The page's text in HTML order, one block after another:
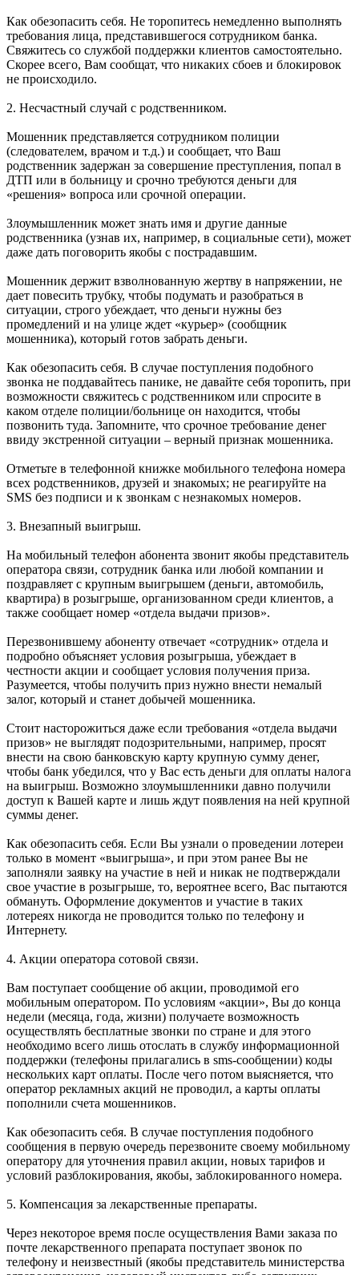
Как обезопасить себя. Не торопитесь немедленно выполнять
требования лица, представившегося сотрудником банка.
Свяжитесь со службой поддержки клиентов самостоятельно.
Скорее всего, Вам сообщат, что никаких сбоев и блокировок
не происходило.
2. Несчастный случай с родственником.
Мошенник представляется сотрудником полиции
(следователем, врачом и т.д.) и сообщает, что Ваш
родственник задержан за совершение преступления, попал в
ДТП или в больницу и срочно требуются деньги для
«решения» вопроса или срочной операции.
Злоумышленник может знать имя и другие данные
родственника (узнав их, например, в социальные сети), может
даже дать поговорить якобы с пострадавшим.
Мошенник держит взволнованную жертву в напряжении, не
дает повесить трубку, чтобы подумать и разобраться в
ситуации, строго убеждает, что деньги нужны без
промедлений и на улице ждет «курьер» (сообщник
мошенника), который готов забрать деньги.
Как обезопасить себя. В случае поступления подобного
звонка не поддавайтесь панике, не давайте себя торопить, при
возможности свяжитесь с родственником или спросите в
каком отделе полиции/больнице он находится, чтобы
позвонить туда. Запомните, что срочное требование денег
ввиду экстренной ситуации – верный признак мошенника.
Отметьте в телефонной книжке мобильного телефона номера
всех родственников, друзей и знакомых; не реагируйте на
SMS без подписи и к звонкам с незнакомых номеров.
3. Внезапный выигрыш.
На мобильный телефон абонента звонит якобы представитель
оператора связи, сотрудник банка или любой компании и
поздравляет с крупным выигрышем (деньги, автомобиль,
квартира) в розыгрыше, организованном среди клиентов, а
также сообщает номер «отдела выдачи призов».
Перезвонившему абоненту отвечает «сотрудник» отдела и
подробно объясняет условия розыгрыша, убеждает в
честности акции и сообщает условия получения приза.
Разумеется, чтобы получить приз нужно внести немалый
залог, который и станет добычей мошенника.
Стоит насторожиться даже если требования «отдела выдачи
призов» не выглядят подозрительными, например, просят
внести на свою банковскую карту крупную сумму денег,
чтобы банк убедился, что у Вас есть деньги для оплаты налога
на выигрыш. Возможно злоумышленники давно получили
доступ к Вашей карте и лишь ждут появления на ней крупной
суммы денег.
Как обезопасить себя. Если Вы узнали о проведении лотереи
только в момент «выигрыша», и при этом ранее Вы не
заполняли заявку на участие в ней и никак не подтверждали
свое участие в розыгрыше, то, вероятнее всего, Вас пытаются
обмануть. Оформление документов и участие в таких
лотереях никогда не проводится только по телефону и
Интернету.
4. Акции оператора сотовой связи.
Вам поступает сообщение об акции, проводимой его
мобильным оператором. По условиям «акции», Вы до конца
недели (месяца, года, жизни) получаете возможность
осуществлять бесплатные звонки по стране и для этого
необходимо всего лишь отослать в службу информационной
поддержки (телефоны прилагались в sms-сообщении) коды
нескольких карт оплаты. После чего потом выясняется, что
оператор рекламных акций не проводил, а карты оплаты
пополнили счета мошенников.
Как обезопасить себя. В случае поступления подобного
сообщения в первую очередь перезвоните своему мобильному
оператору для уточнения правил акции, новых тарифов и
условий разблокирования, якобы, заблокированного номера.
5. Компенсация за лекарственные препараты.
Через некоторое время после осуществления Вами заказа по
почте лекарственного препарата поступает звонок по
телефону и неизвестный (якобы представитель министерства